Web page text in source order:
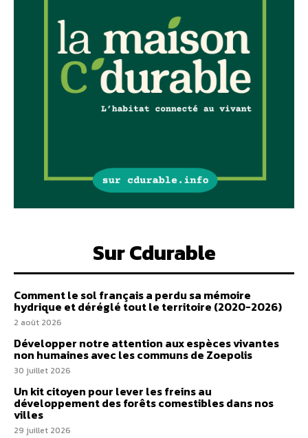
Sur Cdurable
Comment le sol français a perdu sa mémoire
hydrique et déréglé tout le territoire (2020-2026)
2 août 2026
Développer notre attention aux espèces vivantes
non humaines avec les communs de Zoepolis
30 juillet 2026
Un kit citoyen pour lever les freins au
développement des forêts comestibles dans nos
villes
29 juillet 2026